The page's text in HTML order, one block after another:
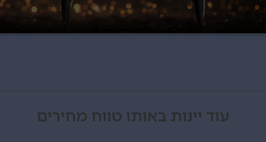
עוד יינות באותו טווח מחירים